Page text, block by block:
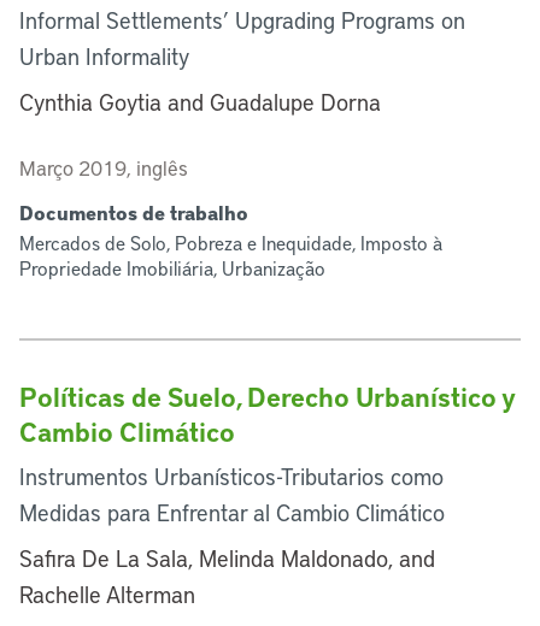
Informal Settlements’ Upgrading Programs on
Urban Informality
Cynthia Goytia and Guadalupe Dorna
Março 2019, inglês
Documentos de trabalho
Mercados de Solo, Pobreza e Inequidade, Imposto à
Propriedade Imobiliária, Urbanização
Políticas de Suelo, Derecho Urbanístico y
Cambio Climático
Instrumentos Urbanísticos-Tributarios como
Medidas para Enfrentar al Cambio Climático
Safira De La Sala, Melinda Maldonado, and
Rachelle Alterman